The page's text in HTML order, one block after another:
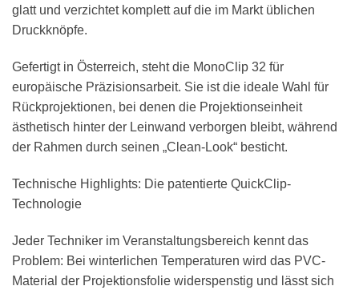
glatt und verzichtet komplett auf die im Markt üblichen
Druckknöpfe.
Gefertigt in Österreich, steht die MonoClip 32 für
europäische Präzisionsarbeit. Sie ist die ideale Wahl für
Rückprojektionen, bei denen die Projektionseinheit
ästhetisch hinter der Leinwand verborgen bleibt, während
der Rahmen durch seinen „Clean-Look“ besticht.
Technische Highlights: Die patentierte QuickClip-
Technologie
Jeder Techniker im Veranstaltungsbereich kennt das
Problem: Bei winterlichen Temperaturen wird das PVC-
Material der Projektionsfolie widerspenstig und lässt sich